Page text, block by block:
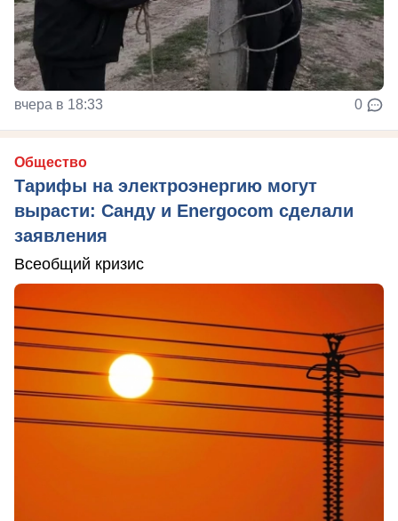
вчера в 18:33 0
Общество
Тарифы на электроэнергию могут
вырасти: Санду и Energocom сделали
заявления
Всеобщий кризис